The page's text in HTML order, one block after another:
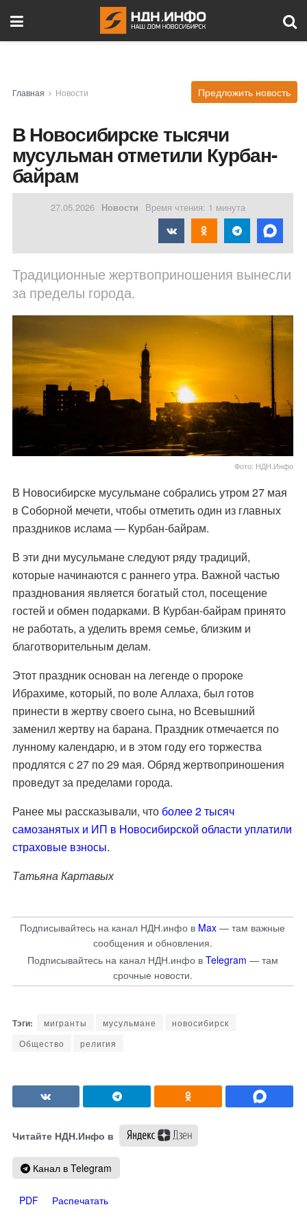
Главная Новости Предложить новость
В Новосибирске тысячи
мусульман отметили Курбан-
байрам
27.05.2026 Новости Время чтения: 1 минута
Традиционные жертвоприношения вынесли
за пределы города.
Фото: НДН.Инфо
В Новосибирске мусульмане собрались утром 27 мая
в Соборной мечети, чтобы отметить один из главных
праздников ислама — Курбан-байрам.
В эти дни мусульмане следуют ряду традиций,
которые начинаются с раннего утра. Важной частью
празднования является богатый стол, посещение
гостей и обмен подарками. В Курбан-байрам принято
не работать, а уделить время семье, близким и
благотворительным делам.
Этот праздник основан на легенде о пророке
Ибрахиме, который, по воле Аллаха, был готов
принести в жертву своего сына, но Всевышний
заменил жертву на барана. Праздник отмечается по
лунному календарю, и в этом году его торжества
продлятся с 27 по 29 мая. Обряд жертвоприношения
проведут за пределами города.
Ранее мы рассказывали, что более 2 тысяч
самозанятых и ИП в Новосибирской области уплатили
страховые взносы.
Татьяна Картавых
Подписывайтесь на канал НДН.инфо в Max — там важные
сообщения и обновления.
Подписывайтесь на канал НДН.инфо в Telegram — там
срочные новости.
мигранты мусульмане
новосибирск
Общество
религия
Читайте НДН.Инфо в
Канал в Telegram
PDF Распечатать